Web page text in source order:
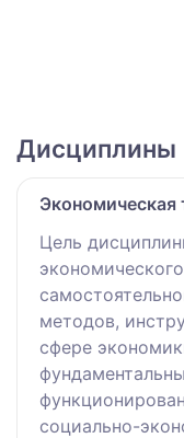
Дисциплины
Экономическая
Цель
методов,
сфере
социально-